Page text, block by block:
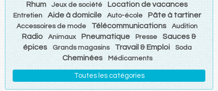
Rhum Jeux de société Location de vacances
Entretien Aide à domicile Auto-école Pâte à tartiner
Accessoires de mode Télécommunications Audition
Radio Animaux Pneumatique Presse
Sauces &
épices
Grands magasins Travail & Emploi Soda
Cheminées Médicaments
Toutes les catégories